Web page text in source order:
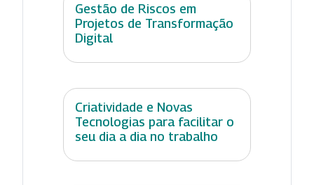
Gestão de Riscos em
Projetos de Transformação
Digital
Criatividade e Novas
Tecnologias para facilitar o
seu dia a dia no trabalho